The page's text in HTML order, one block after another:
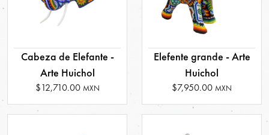
Cabeza de Elefante -
Arte Huichol
$12,710.00 MXN
Elefente grande - Arte
Huichol
$7,950.00 MXN